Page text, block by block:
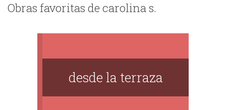
Obras favoritas de carolina s.
desde la terraza